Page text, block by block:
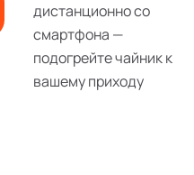
дистанционно со
смартфона —
подогрейте чайник к
вашему приходу